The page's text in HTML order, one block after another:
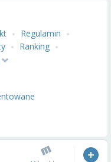
Regulamin
Ranking